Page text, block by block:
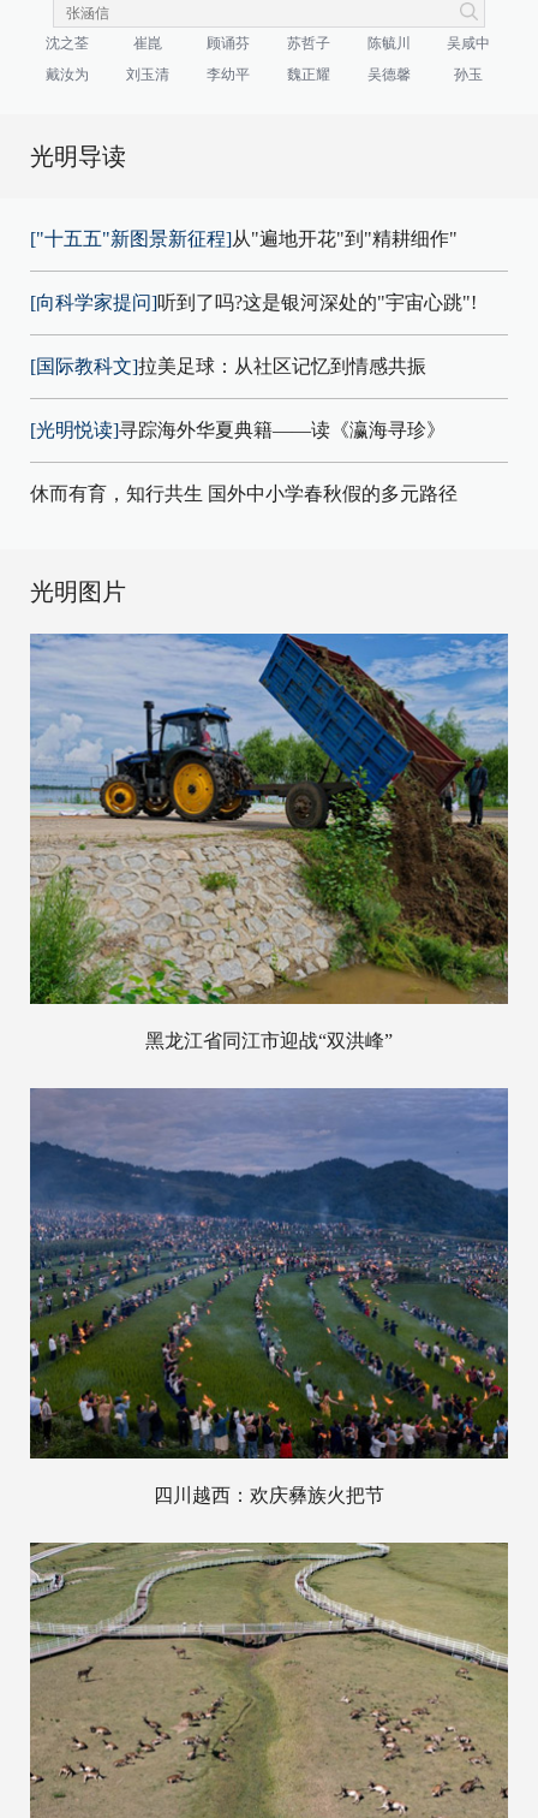
沈之荃 崔崑 顾诵芬 苏哲子 陈毓川
吴咸中
戴汝为
刘玉清 李幼平 魏正耀 吴德馨 孙玉
光明导读
["十五五"新图景新征程]从"遍地开花"到"精耕细作"
[向科学家提问]听到了吗?这是银河深处的"宇宙心跳"!
[国际教科文]拉美足球：从社区记忆到情感共振
[光明悦读]寻踪海外华夏典籍——读《瀛海寻珍》
休而有育，知行共生 国外中小学春秋假的多元路径
光明图片
黑龙江省同江市迎战“双洪峰”
四川越西：欢庆彝族火把节